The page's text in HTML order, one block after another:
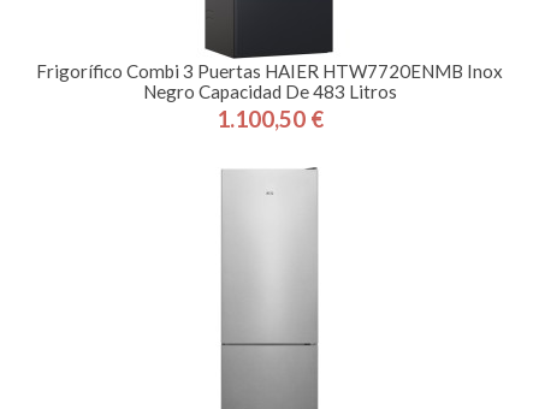
Frigorífico Combi 3 Puertas HAIER HTW7720ENMB Inox
Negro Capacidad De 483 Litros
Precio
1.100,50 €